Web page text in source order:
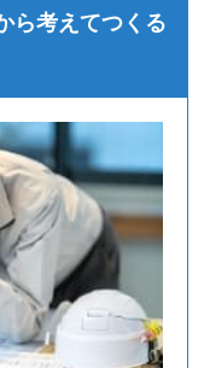
ら考えてつくる